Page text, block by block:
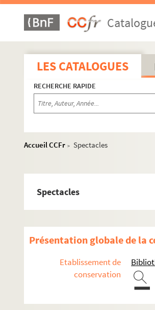
LES CATALOGUES
RECHERCHE RAPIDE
Accueil CCFr > Spectacles
Spectacles
Présentation globale de la
Etablissement de
conservation
10e arrondissement
Canal Saint-Martin
Casino Saint-Martin